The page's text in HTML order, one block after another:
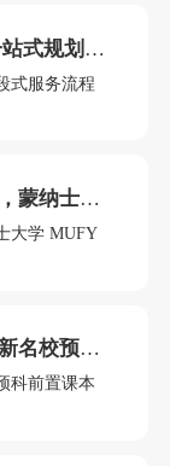
式规划：
式服务流程
蒙纳士大
大学 MUFY
名校预科
科前置课本